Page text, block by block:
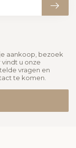
aankoop, bezoek
u onze
vragen en
te komen.